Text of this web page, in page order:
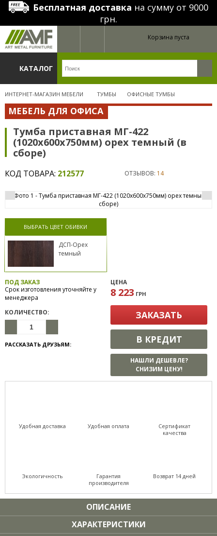
Бесплатная доставка на сумму от 9000
грн.
Корзина пуста
КАТАЛОГ
ИНТЕРНЕТ-МАГАЗИН МЕБЕЛИ ТУМБЫ ОФИСНЫЕ ТУМБЫ
МЕБЕЛЬ ДЛЯ ОФИСА
Тумба приставная МГ-422
(1020х600х750мм) орех темный (в
сборе)
КОД ТОВАРА: 212577 ОТЗЫВОВ: 14
ВЫБРАТЬ ЦВЕТ ОБИВКИ
ДСП-Орех
темный
ПОД ЗАКАЗ
Срок изготовления уточняйте у
менеджера
КОЛИЧЕСТВО:
РАССКАЗАТЬ ДРУЗЬЯМ:
ЦЕНА
8 223 ГРН
ЗАКАЗАТЬ
В КРЕДИТ
НАШЛИ ДЕШЕВЛЕ?
СНИЗИМ ЦЕНУ!
Удобная доставка Удобная оплата
Сертификат
качества
Экологичность
Гарантия
производителя
Возврат 14 дней
ОПИСАНИЕ
ХАРАКТЕРИСТИКИ